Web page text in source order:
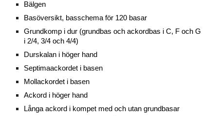
Bälgen
Basöversikt, basschema för 120 basar
Grundkomp i dur (grundbas och ackordbas i C, F och G
i 2/4, 3/4 och 4/4)
Durskalan i höger hand
Septimaackordet i basen
Mollackordet i basen
Ackord i höger hand
Långa ackord i kompet med och utan grundbasar